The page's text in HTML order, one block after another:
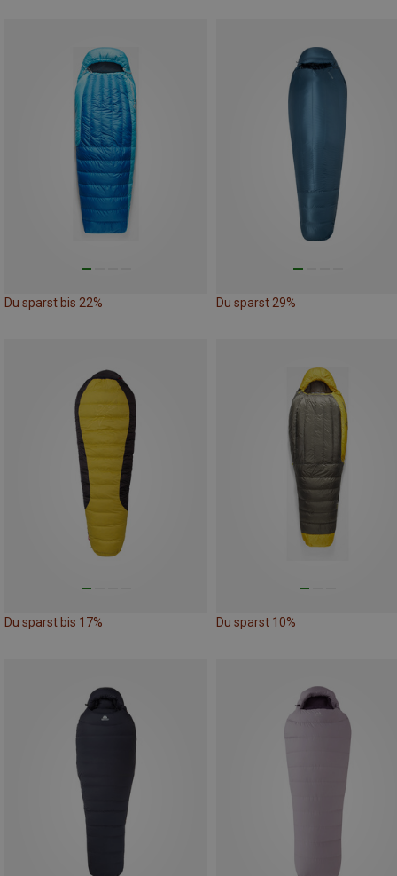
Du sparst bis 22% Du sparst 29%
Du sparst bis 17% Du sparst 10%